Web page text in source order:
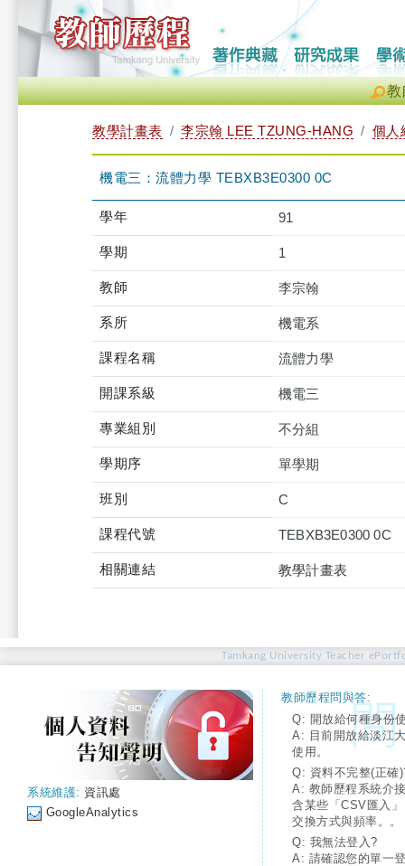
教
教學計畫表 李宗翰 LEE TZUNG-HANG 個人
機電三：流體力學 TEBXB3E0300 0C
學年 91
學期 1
教師 李宗翰
系所 機電系
課程名稱 流體力學
開課系級 機電三
專業組別 不分組
學期序 單學期
班別 C
課程代號 TEBXB3E0300 0C
相關連結 教學計畫表
Tamkang University Teacher
系統維護: 資訊處
GoogleAnalytics
教師歷程問與答:
Q: 開放給何種身份
A: 目前開放給淡江
使用。
Q: 資料不完整(正確
A: 教師歷程系統介
含某些「CSV匯入
交換方式與頻率。。
Q: 我無法登入?
A: 請確認您的單一